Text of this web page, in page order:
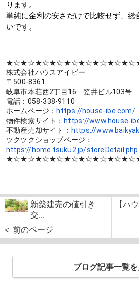
ります。
単純に金利の安さだけで比較せず、総
いです。
株式会社ハウスアイビー
〒500-8361
岐阜市本荘西2丁目16　笠井ビル103号
電話：058-338-9110
ホームページ： https://house-ibe.com/
物件検索サイト： https://www.house-
不動産売却サイト： https://
ツクツクショップページ：
https://home.tsuku2.jp/
新築建売の値引き
交...
＜ 前のページ
【ハ
ブログ記事一覧